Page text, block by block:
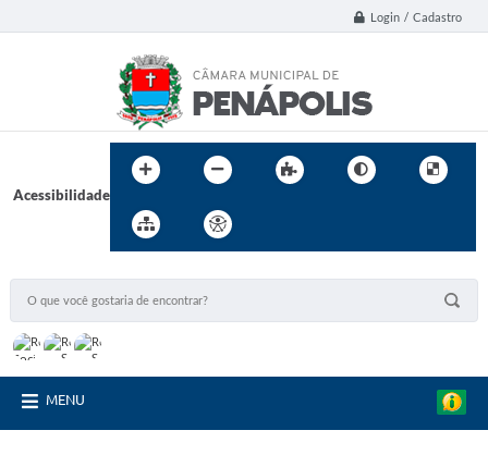
Login / Cadastro
Acessibilidade
MENU